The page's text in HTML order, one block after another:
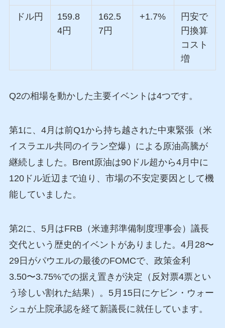
ドル円
159.8
4円
162.5
7円
+1.7%
円安で
円換算
コスト
増
Q2の相場を動かした主要イベントは4つです。
第1に、4月は前Q1から持ち越された中東緊張（米
イスラエル共同のイラン空爆）による原油高騰が
継続しました。Brent原油は90ドル超から4月中に
120ドル近辺まで迫り、市場の不安定要因として機
能していました。
第2に、5月はFRB（米連邦準備制度理事会）議長
交代という歴史的イベントがありました。4月28〜
29日がパウエルの最後のFOMCで、政策金利
3.50〜3.75%での据え置きが決定（反対票4票とい
う珍しい割れた結果）。5月15日にケビン・ウォー
シュが上院承認を経て新議長に就任しています。